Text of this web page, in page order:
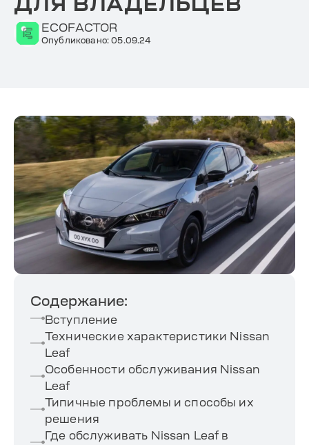
ECOFACTOR
Опубликовано: 05.09.24
Содержание:
Вступление
Технические характеристики Nissan
Leaf
Особенности обслуживания Nissan
Leaf
Типичные проблемы и способы их
решения
Где обслуживать Nissan Leaf в